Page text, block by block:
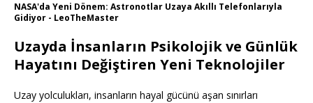
NASA'da Yeni Dönem: Astronotlar Uzaya Akıllı Telefonlarıyla
Gidiyor - LeoTheMaster
Uzayda İnsanların Psikolojik ve Günlük
Hayatını Değiştiren Yeni Teknolojiler
Uzay yolculukları, insanların hayal gücünü aşan sınırları